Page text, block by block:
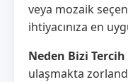
veya mozaik
ihtiyacınıza en
Neden Bizi
ulaşmakta